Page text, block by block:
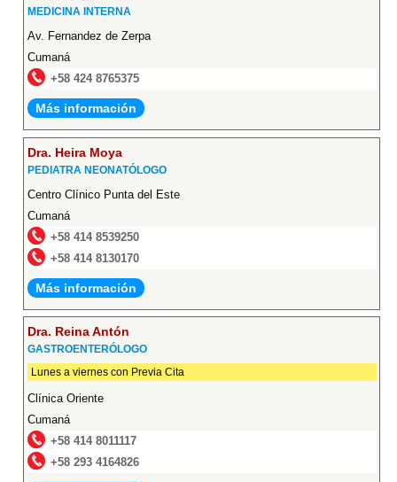
MEDICINA INTERNA
Av. Fernandez de Zerpa
Cumaná
+58 424 8765375
Más información
Dra. Heira Moya
PEDIATRA NEONATÓLOGO
Centro Clínico Punta del Este
Cumaná
+58 414 8539250
+58 414 8130170
Más información
Dra. Reina Antón
GASTROENTERÓLOGO
Lunes a viernes con Previa Cita
Clínica Oriente
Cumaná
+58 414 8011117
+58 293 4164826